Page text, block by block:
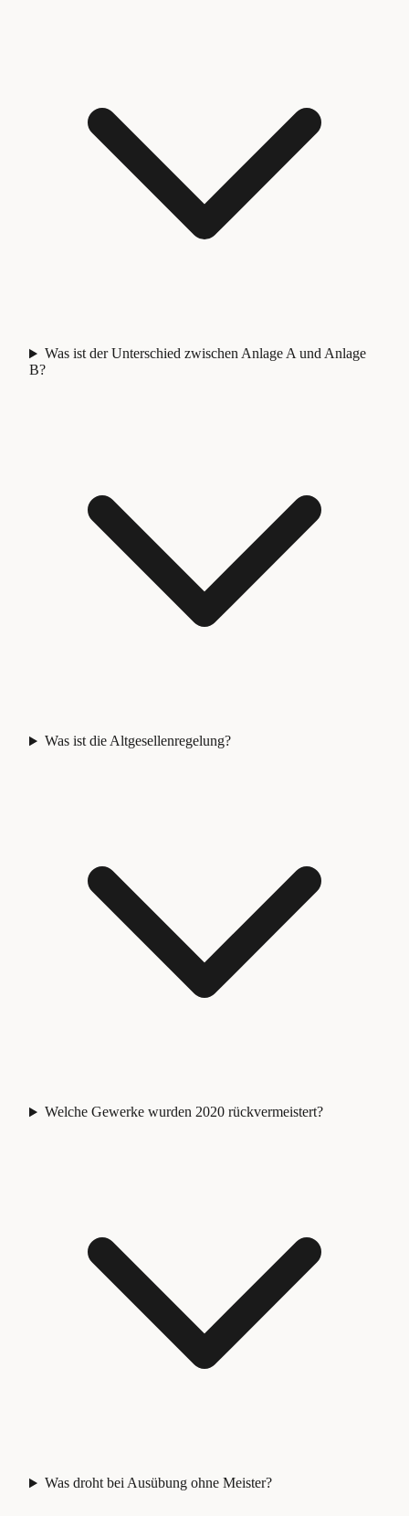
Was ist der Unterschied zwischen Anlage A und Anlage
B?
Was ist die Altgesellenregelung?
Welche Gewerke wurden 2020 rückvermeistert?
Was droht bei Ausübung ohne Meister?